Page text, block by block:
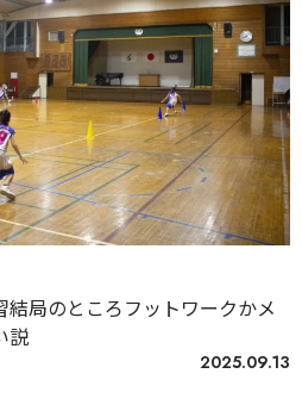
結局のところフットワークかメ
説
2025.09.13